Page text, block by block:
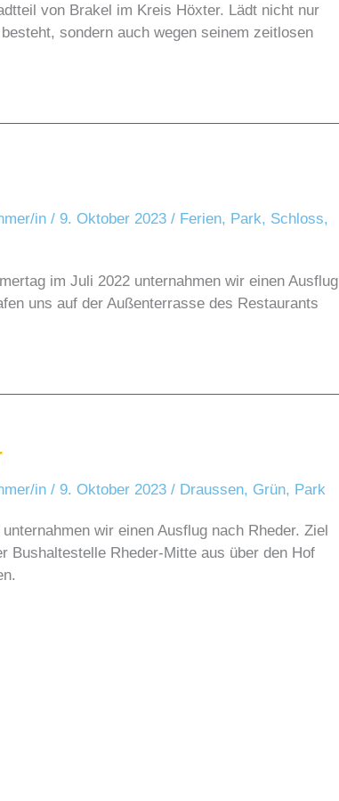
von Brakel im Kreis Höxter. Lädt nicht nur
sondern auch wegen seinem zeitlosen
in / 9. Oktober 2023 / Ferien, Park, Schloss,
im Juli 2022 unternahmen wir einen Ausflug
uns auf der Außenterrasse des Restaurants
in / 9. Oktober 2023 / Draussen, Grün, Park
wir einen Ausflug nach Rheder. Ziel
Bushaltestelle Rheder-Mitte aus über den Hof